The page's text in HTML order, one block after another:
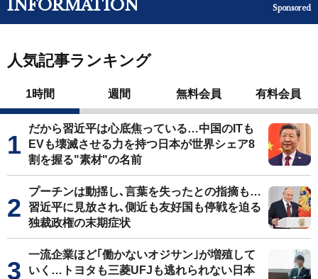
INFORMATION Sponsored
人気記事ランキング
1時間 週間 無料会員 有料会員
だから習近平は心底焦っている…中国のITも
EVも壊滅させる力を持つ日本が世界シェア8
割を握る"素材"の名前
プーチンは動揺し､言葉を失ったとの指摘も…
習近平に見放され､側近も友好国も停戦を迫る
独裁政権の末期症状
一流企業ほど｢働かないオジサン｣が増殖して
いく…トヨタも三菱UFJも逃れられない日本